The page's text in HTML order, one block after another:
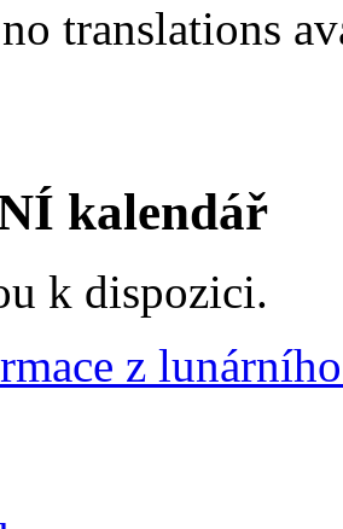
translations
kalendář
k dispozici.
z